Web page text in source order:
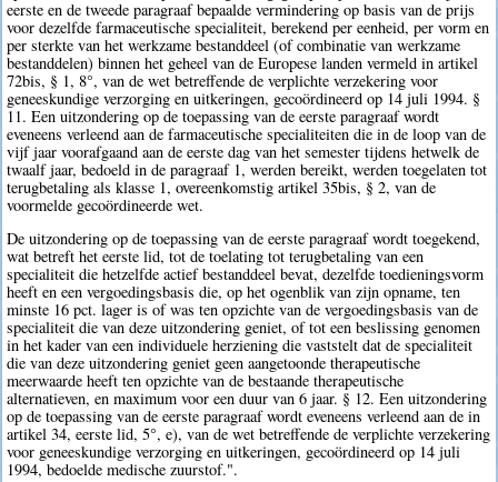
eerste en de tweede paragraaf bepaalde vermindering op basis van de prijs
voor dezelfde farmaceutische specialiteit, berekend per eenheid, per vorm en
per sterkte van het werkzame bestanddeel (of combinatie van werkzame
bestanddelen) binnen het geheel van de Europese landen vermeld in artikel
72bis, § 1, 8°, van de wet betreffende de verplichte verzekering voor
geneeskundige verzorging en uitkeringen, gecoördineerd op 14 juli 1994. §
11. Een uitzondering op de toepassing van de eerste paragraaf wordt
eveneens verleend aan de farmaceutische specialiteiten die in de loop van de
vijf jaar voorafgaand aan de eerste dag van het semester tijdens hetwelk de
twaalf jaar, bedoeld in de paragraaf 1, werden bereikt, werden toegelaten tot
terugbetaling als klasse 1, overeenkomstig artikel 35bis, § 2, van de
voormelde gecoördineerde wet.
De uitzondering op de toepassing van de eerste paragraaf wordt toegekend,
wat betreft het eerste lid, tot de toelating tot terugbetaling van een
specialiteit die hetzelfde actief bestanddeel bevat, dezelfde toedieningsvorm
heeft en een vergoedingsbasis die, op het ogenblik van zijn opname, ten
minste 16 pct. lager is of was ten opzichte van de vergoedingsbasis van de
specialiteit die van deze uitzondering geniet, of tot een beslissing genomen
in het kader van een individuele herziening die vaststelt dat de specialiteit
die van deze uitzondering geniet geen aangetoonde therapeutische
meerwaarde heeft ten opzichte van de bestaande therapeutische
alternatieven, en maximum voor een duur van 6 jaar. § 12. Een uitzondering
op de toepassing van de eerste paragraaf wordt eveneens verleend aan de in
artikel 34, eerste lid, 5°, e), van de wet betreffende de verplichte verzekering
voor geneeskundige verzorging en uitkeringen, gecoördineerd op 14 juli
1994, bedoelde medische zuurstof.".